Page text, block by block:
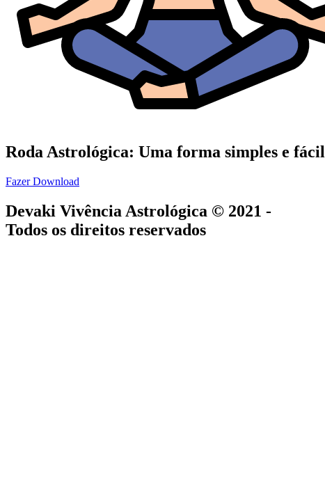
Roda Astrológica: Uma forma simples e fácil
Fazer Download
Devaki Vivência Astrológica © 2021 -
Todos os direitos reservados